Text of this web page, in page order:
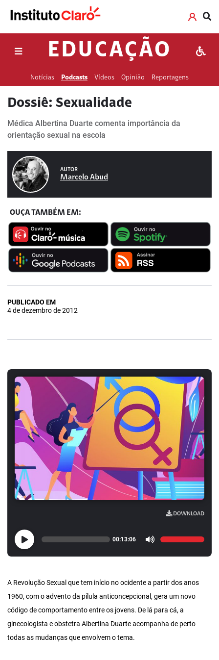
EDUCAÇÃO
Notícias Podcasts Vídeos Opinião Reportagens
Dossiê: Sexualidade
Médica Albertina Duarte comenta importância da
orientação sexual na escola
AUTOR
Marcelo Abud
OUÇA TAMBÉM EM:
PUBLICADO EM
4 de dezembro de 2012
DOWNLOAD
00:13:06
A Revolução Sexual que tem início no ocidente a partir dos anos
1960, com o advento da pílula anticoncepcional, gera um novo
código de comportamento entre os jovens. De lá para cá, a
ginecologista e obstetra Albertina Duarte acompanha de perto
todas as mudanças que envolvem o tema.